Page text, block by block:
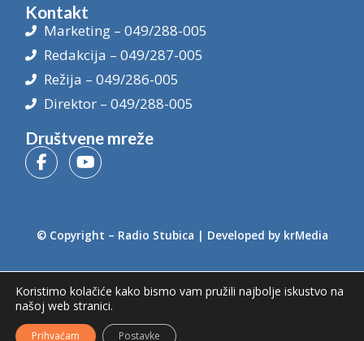
Kontakt
Marketing – 049/288-005
Redakcija – 049/287-005
Režija – 049/286-005
Direktor – 049/288-005
Društvene mreže
© Copyright – Radio Stubica | Developed by krMedia
Koristimo kolačiće kako bismo vam pružili najbolje iskustvo na
našoj web stranici.
Prihvaćam Postavke